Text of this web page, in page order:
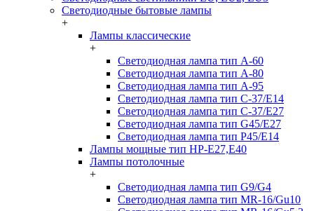
Светодиодные бытовые лампы
+
Лампы классические
+
Светодиодная лампа тип A-60
Светодиодная лампа тип A-80
Светодиодная лампа тип A-95
Светодиодная лампа тип C-37/Е14
Светодиодная лампа тип C-37/Е27
Светодиодная лампа тип G45/E27
Светодиодная лампа тип P45/E14
Лампы мощные тип HP-E27,E40
Лампы потолочные
+
Светодиодная лампа тип G9/G4
Светодиодная лампа тип MR-16/Gu10